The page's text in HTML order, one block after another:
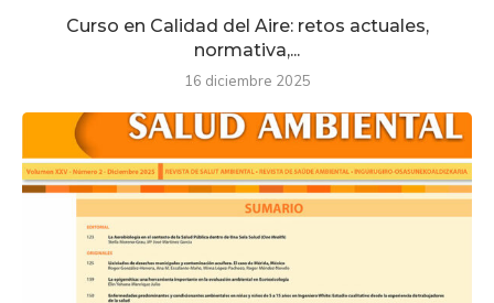
Curso en Calidad del Aire: retos actuales,
normativa,...
16 diciembre 2025